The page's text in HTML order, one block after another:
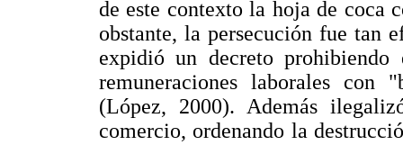
de este contexto la hoja de coca
obstante, la persecución fue tan
expidió un decreto
remuneraciones laborales con
(López, 2000). Además
comercio, ordenando la